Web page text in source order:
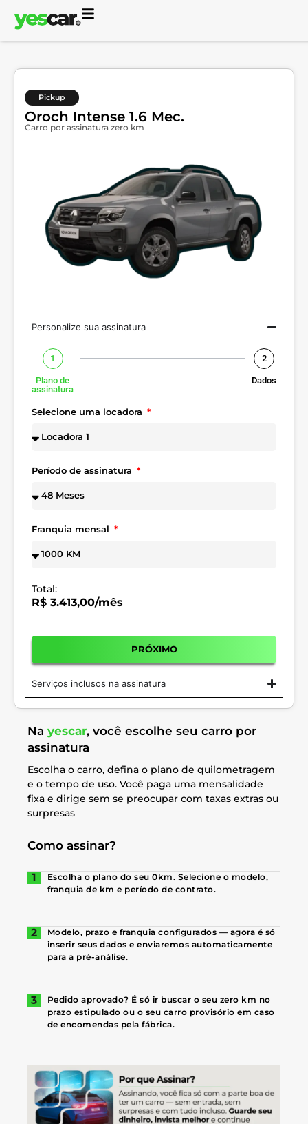
Pickup
Oroch Intense 1.6 Mec.
Carro por assinatura zero km
Personalize sua assinatura
1
Plano de
assinatura
2
Dados
Selecione uma locadora
Período de assinatura
Franquia mensal
Total:
R$ 3.413,00/mês
PRÓXIMO
Serviços inclusos na assinatura
Na yescar, você escolhe seu carro por
assinatura
Escolha o carro, defina o plano de quilometragem
e o tempo de uso. Você paga uma mensalidade
fixa e dirige sem se preocupar com taxas extras ou
surpresas
Como assinar?
Escolha o plano do seu 0km. Selecione o modelo,
franquia de km e período de contrato.
Modelo, prazo e franquia configurados — agora é só
inserir seus dados e enviaremos automaticamente
para a pré-análise.
Pedido aprovado? É só ir buscar o seu zero km no
prazo estipulado ou o seu carro provisório em caso
de encomendas pela fábrica.